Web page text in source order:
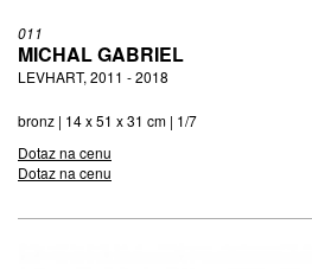
011
MICHAL GABRIEL
LEVHART, 2011 - 2018
bronz | 14 x 51 x 31 cm | 1/7
Dotaz na cenu
Dotaz na cenu